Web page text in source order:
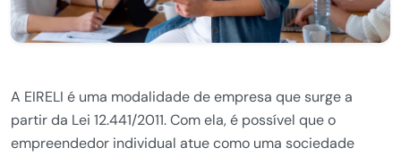
A EIRELI é uma modalidade de empresa que surge a
partir da Lei 12.441/2011. Com ela, é possível que o
empreendedor individual atue como uma sociedade